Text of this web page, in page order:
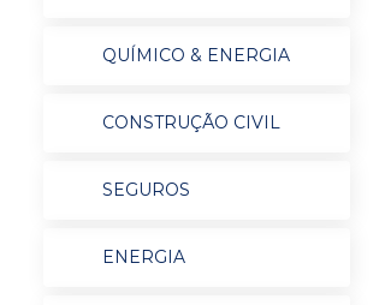
QUÍMICO & ENERGIA
CONSTRUÇÃO CIVIL
SEGUROS
ENERGIA